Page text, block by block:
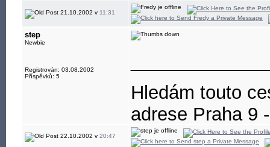
21.10.2002 v 11:31
step
Newbie
Registrován: 03.08.2002
Příspěvků: 5
Hledám touto
adrese Praha 9
Děkuji.
22.10.2002 v 20:47